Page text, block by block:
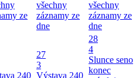
ze
všechny
záznamy ze
dne
všechny
záznamy ze
dne
240
27
3
Výstava 240
28
4
Slunce seno
konec